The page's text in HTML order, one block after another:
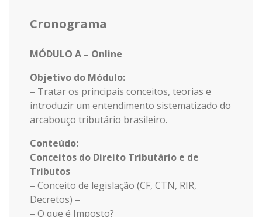
Cronograma
MÓDULO A – Online
Objetivo do Módulo:
– Tratar os principais conceitos, teorias e
introduzir um entendimento sistematizado do
arcabouço tributário brasileiro.
Conteúdo:
Conceitos do Direito Tributário e de
Tributos
– Conceito de legislação (CF, CTN, RIR,
Decretos) –
– O que é Imposto?